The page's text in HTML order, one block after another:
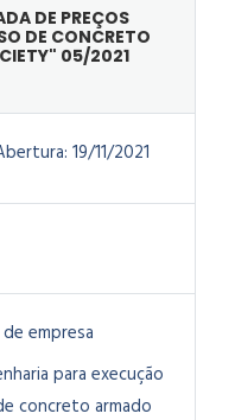
DE PREÇOS
DE CONCRETO
05/2021
19/11/2021
empresa
para execução
concreto armado